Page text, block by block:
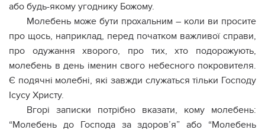
або будь-якому угоднику Божому.
Молебень може бути прохальним – коли ви просите
про щось, наприклад, перед початком важливої справи,
про одужання xвopoго, про тих, хто подорожують,
молебень в день іменин свого небесного покровителя.
Є подячні молебні, які завжди служаться тільки Господу
Ісусу Христу.
Вгорі записки потрібно вказати, кому молебень:
“Молебень до Господа за здоров’я” або “Молебень